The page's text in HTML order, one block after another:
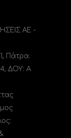
ΑΕ -
Πάτρα.
ΔΟΥ: A